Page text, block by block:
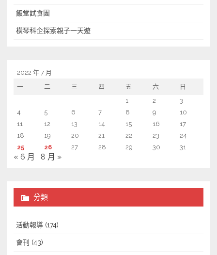
飯堂試食團
橫琴科企探索親子一天遊
2022 年 7 月
一
二 三 四 五 六
日
1
2
3
4
5 6 7 8 9
10
11
12 13 14 15 16
17
18
19 20 21 22 23
24
25
26 27 28 29 30 31
« 6 月 8 月 »
分類
活動報導 (174)
會刊 (43)